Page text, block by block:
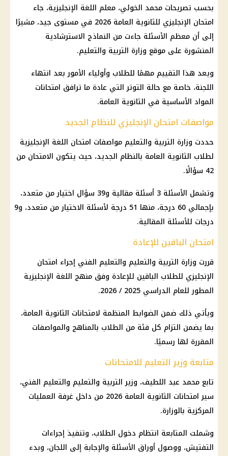
بحسب تصريحات محمد الخولي، معلم اللغة الإنجليزية، جاء
امتحان الإنجليزي للثانوية العامة
2026 في مستوى جيد، مشيرًا
إلى أن معظم الأسئلة جاءت من النماذج الاسترشادية
المنشورة على موقع وزارة التربية والتعليم.
ويعد هذا التقييم مهمًا للطلاب وأولياء الأمور بعد انتهاء
اللجنة، خاصة مع حالة التوتر التي عادة ما ترافق امتحانات
المواد الأساسية في الثانوية العامة.
مواصفات امتحان الإنجليزي للنظام الجديد
حددت وزارة التربية والتعليم مواصفات امتحان اللغة الإنجليزية
لطلاب الثانوية العامة بالنظام الجديد، حيث يتكون الامتحان من
42 سؤالًا.
وتشمل الأسئلة 3 أسئلة مقالية و39 سؤال اختيار من متعدد،
بإجمالي 60 درجة، منها 51 درجة لأسئلة الاختيار من متعدد، و9
درجات للأسئلة المقالية.
امتحان الباقين للإعادة
قررت وزارة التربية والتعليم والتعليم الفني إجراء امتحان
الإنجليزي للطلاب الباقين للإعادة وفق منهج اللغة الإنجليزية
المطور للعام الدراسي 2025 / 2026.
ويأتي ذلك ضمن الضوابط المنظمة لامتحانات الثانوية العامة،
بما يضمن التزام كل فئة من الطلاب بالمناهج والمواصفات
المقررة لها رسميًا.
متابعة وزير التعليم للامتحانات
تابع محمد عبد اللطيف، وزيرالتربية والتعليم والتعليم الفني،
سيرامتحانات الثانوية العامة 2026
من داخل غرفة العمليات
المركزية بالوزارة.
وشملت المتابعة انتظام دخول الطلاب، وتنفيذ إجراءات
التفتيش، ووصول أوراق الأسئلة والإجابة إلى اللجان، وبدء